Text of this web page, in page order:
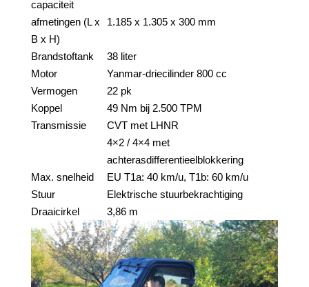
capaciteit
afmetingen (L x
B x H)
1.185 x 1.305 x 300 mm
Brandstoftank
38 liter
Motor
Yanmar-driecilinder 800 cc
Vermogen
22 pk
Koppel
49 Nm bij 2.500 TPM
Transmissie
CVT met LHNR
4×2 / 4×4 met
achterasdifferentieelblokkering
Max. snelheid
EU T1a: 40 km/u, T1b: 60 km/u
Stuur
Elektrische stuurbekrachtiging
Draaicirkel
3,86 m